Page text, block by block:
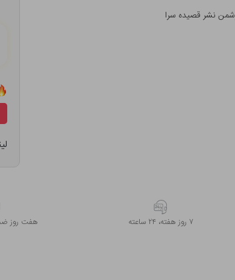
نشر قصیده سرا
۷ روز ﻫﻔﺘﻪ، ۲۴ ﺳﺎﻋﺘﻪ هفت روز